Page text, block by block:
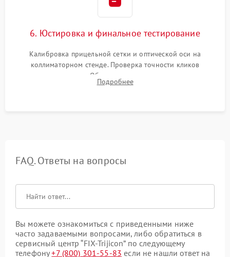
6. Юстировка и финальное тестирование
Калибровка прицельной сетки и оптической оси на
коллиматорном стенде. Проверка точности кликов
механизма поправок. Обязательное испытание прицела на
ударном стенде для проверки устойчивости к отдаче и
Подробнее
FAQ. Ответы на вопросы
Вы можете ознакомиться с приведенными ниже
часто задаваемыми вопросами, либо обратиться в
сервисный центр “FIX-Trijicon” по следующему
телефону+7 (800) 301-55-83 если не нашли ответ на